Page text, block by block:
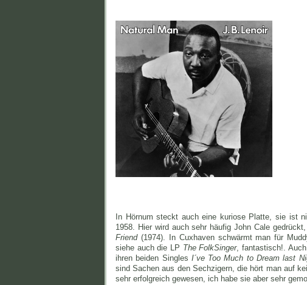
In Hörnum steckt auch eine kuriose Platte, sie ist
1958. Hier wird auch sehr häufig John Cale
Friend (1974). In Cuxhaven schwärmt man für
siehe auch die LP The FolkSinger, fantastisch!.
ihren beiden Singles I´ve Too Much to Dream last
sind Sachen aus den Sechzigern, die hört man auf
sehr erfolgreich gewesen, ich habe sie aber sehr